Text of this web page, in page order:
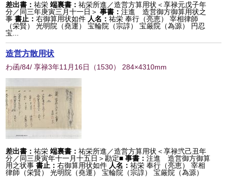
差出書：祐栄 端裏書：祐栄所進／造営方算用状＜享禄元戊子年
分／同三年庚寅三月十一日＞ 事書：注進 造営御方御算用状之
事 書止：右御算用状如件 人名：祐栄 奉行（亮恵） 宰相律師
（栄賢） 光明院（堯運） 宝輪院（宗諄） 宝厳院（為源） 円忍
宝...
造営方散用状
わ函/84/ 享禄3年11月16日 （1530） 284×4310mm
差出書：祐栄 端裏書：祐栄所進／造営方算用状＜享禄弐己丑年
分／同三庚寅年十一月十五日＞勘定■ 事書：注進 造営御方御算
用之状事 書止：右御算用状如件 人名：祐栄 奉行（亮恵） 宰相
律師（栄賢） 光明院（堯運） 宝輪院（宗諄） 宝厳院（為源）